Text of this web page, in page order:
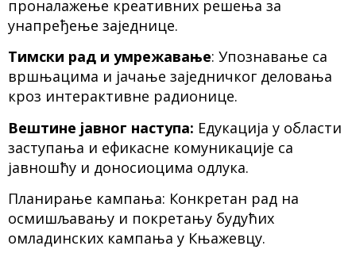
проналажење креативних решења за
унапређење заједнице.
Тимски рад и умрежавање: Упознавање са
вршњацима и јачање заједничког деловања
кроз интерактивне радионице.
Вештине јавног наступа: Едукација у области
заступања и ефикасне комуникације са
јавношћу и доносиоцима одлука.
Планирање кампања: Конкретан рад на
осмишљавању и покретању будућих
омладинских кампања у Књажевцу.